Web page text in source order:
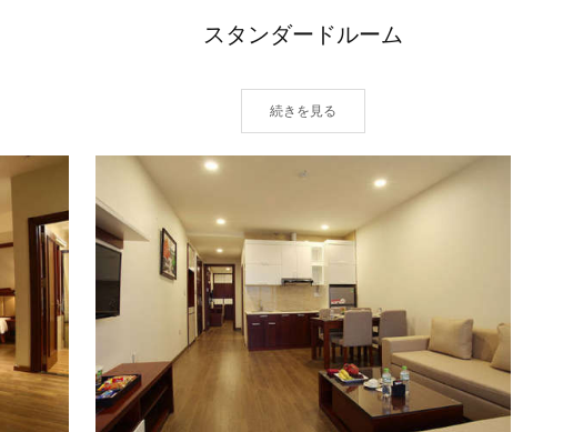
スタンダードルーム
続きを見る